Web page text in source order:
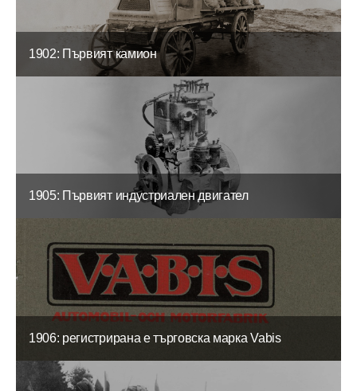
1902: Първият камион
1905: Първият индустриален двигател
1906: регистрирана е търговска марка Vabis